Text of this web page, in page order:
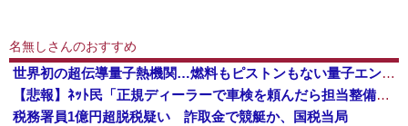
名無しさんのおすすめ
世界初の超伝導量子熱機関…燃料もピストンもない量子エンジンが回った！
【悲報】ﾈｯﾄ民「正規ディーラーで車検を頼んだら担当整備士が「グエン」さんだったから次回から別の整備工場にする！」 ｗｗｗｗｗｗｗｗｗｗｗｗｗｗ...
税務署員1億円超脱税疑い 詐取金で競艇か、国税当局